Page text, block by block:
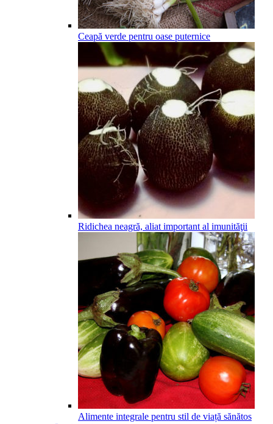
Ceapă verde pentru oase puternice
Ridichea neagră, aliat important al imunităţii
Alimente integrale pentru stil de viață sănătos